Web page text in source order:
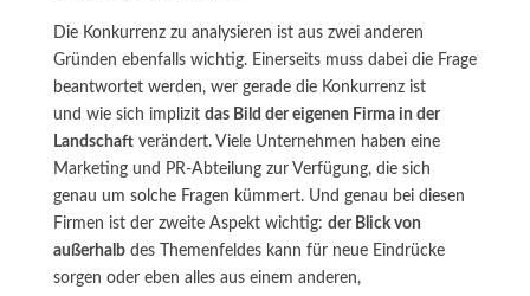
Die Konkurrenz zu analysieren ist aus zwei anderen
Gründen ebenfalls wichtig. Einerseits muss dabei die Frage
beantwortet werden, wer gerade die Konkurrenz ist
und wie sich implizit das Bild der eigenen Firma in der
Landschaftverändert. Viele Unternehmen haben eine
Marketing und PR-Abteilung zur Verfügung, die sich
genau um solche Fragen kümmert. Und genau bei diesen
Firmen ist der zweite Aspekt wichtig: der Blick von
außerhalbdes Themenfeldes kann für neue Eindrücke
sorgen oder eben alles aus einem anderen,